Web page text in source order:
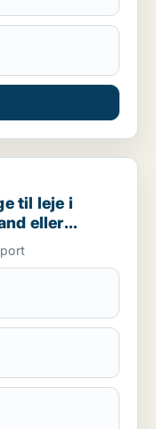
i Storkøbenhavn,
til leje i
eller